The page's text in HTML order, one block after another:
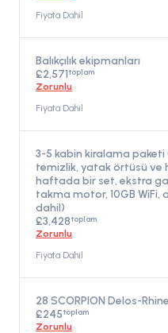
Fiyata Dahil
Balıkçılık ekipmanları
£2,571toplam
Zorunlu
Fiyata Dahil
3-5 kabin kiralama paketi
temizlik, yatak örtüsü ve
haftada bir set, ekstra
takma motor, 10GB WiFi,
dahil)
£3,428toplam
Zorunlu
Fiyata Dahil
28 SCORPION Delos-
£245toplam
Zorunlu